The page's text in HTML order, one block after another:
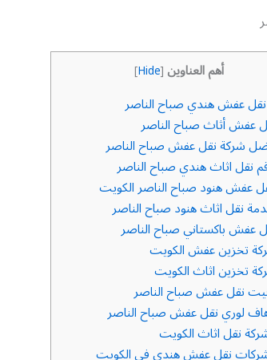
أهم العناوين [
Hide
]
عفش هندي صباح الناصر
عفش أثاث صباح الناصر
شركة نقل عفش صباح الناصر
نقل اثاث هندي صباح الناصر
عفش هنود صباح الناصر الكويت
نقل اثاث هنود صباح الناصر
عفش باكستاني صباح الناصر
تخزين عفش الكويت
تخزين اثاث الكويت
نقل عفش صباح الناصر
لوري نقل عفش صباح الناصر
نقل اثاث الكويت
نقل عفش هندي في الكويت